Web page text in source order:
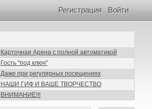
Войти
Регистрация
Карточная Арена с полной автоматикой
Гость "под ключ"
Даже при регулярных посещениях
НАШИ ГИФ И ВАШЕ ТВОРЧЕСТВО
ВНИМАНИЕ!!!